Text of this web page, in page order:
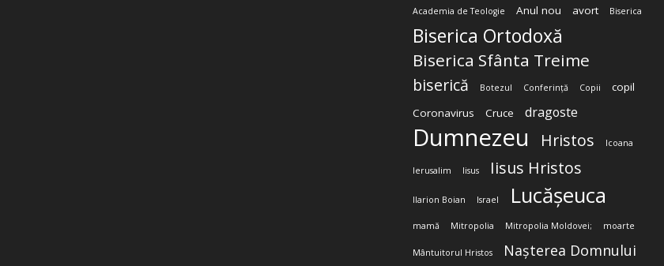
Academia de Teologie Anul nou avort Biserica
Biserica Ortodoxă
Biserica Sfânta Treime
biserică Botezul Conferință Copii
copil
Coronavirus
Cruce dragoste
Dumnezeu Hristos Icoana
Ierusalim Iisus Iisus Hristos
Ilarion Boian Israel Lucășeuca
mamă Mitropolia Mitropolia Moldovei; moarte
Mântuitorul Hristos Nașterea Domnului